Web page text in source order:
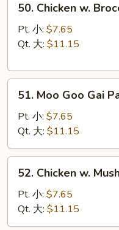
Chicken
Broccoli
蘭
50. Chicken w.
Pt. 小: $7.65
Qt. 大: $11.15
Moo
Goo
Gai
Pan
蘑
51. Moo Goo Gai
Pt. 小: $7.65
Qt. 大: $11.15
Chicken
Mushroom
蘑
52. Chicken w.
Pt. 小: $7.65
Qt. 大: $11.15